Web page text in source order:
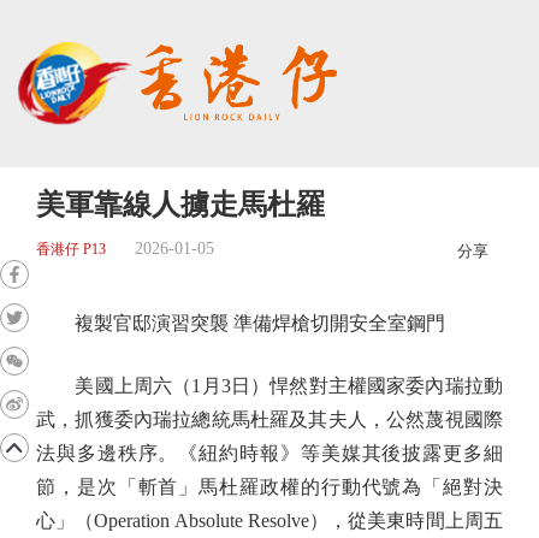
美軍靠線人擄走馬杜羅
香港仔 P13 2026-01-05 分享
複製官邸演習突襲 準備焊槍切開安全室鋼門
美國上周六（1月3日）悍然對主權國家委內瑞拉動
武，抓獲委內瑞拉總統馬杜羅及其夫人，公然蔑視國際
法與多邊秩序。《紐約時報》等美媒其後披露更多細
節，是次「斬首」馬杜羅政權的行動代號為「絕對決
心」（Operation Absolute Resolve），從美東時間上周五